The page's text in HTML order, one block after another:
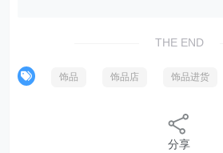
THE END
饰品 饰品店 饰品进货
分享